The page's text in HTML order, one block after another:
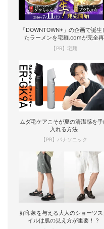
「DOWNTOWN+」の企画で誕生
たラーメンを宅麺.comが完全再
現！
【PR】宅麺
ムダ毛ケアこそが夏の清潔感を手
入れる方法
【PR】パナソニック
好印象を与える大人のショーツス
イルは肌の見え方が重要！？